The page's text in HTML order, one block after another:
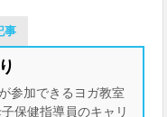
事
参加できるヨガ教室
保健指導員のキャリ